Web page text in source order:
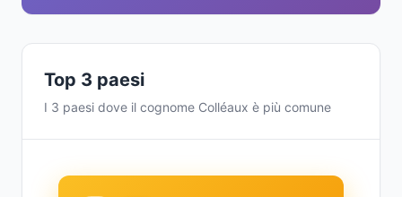
Top 3 paesi
I 3 paesi dove il cognome Colléaux è più comune